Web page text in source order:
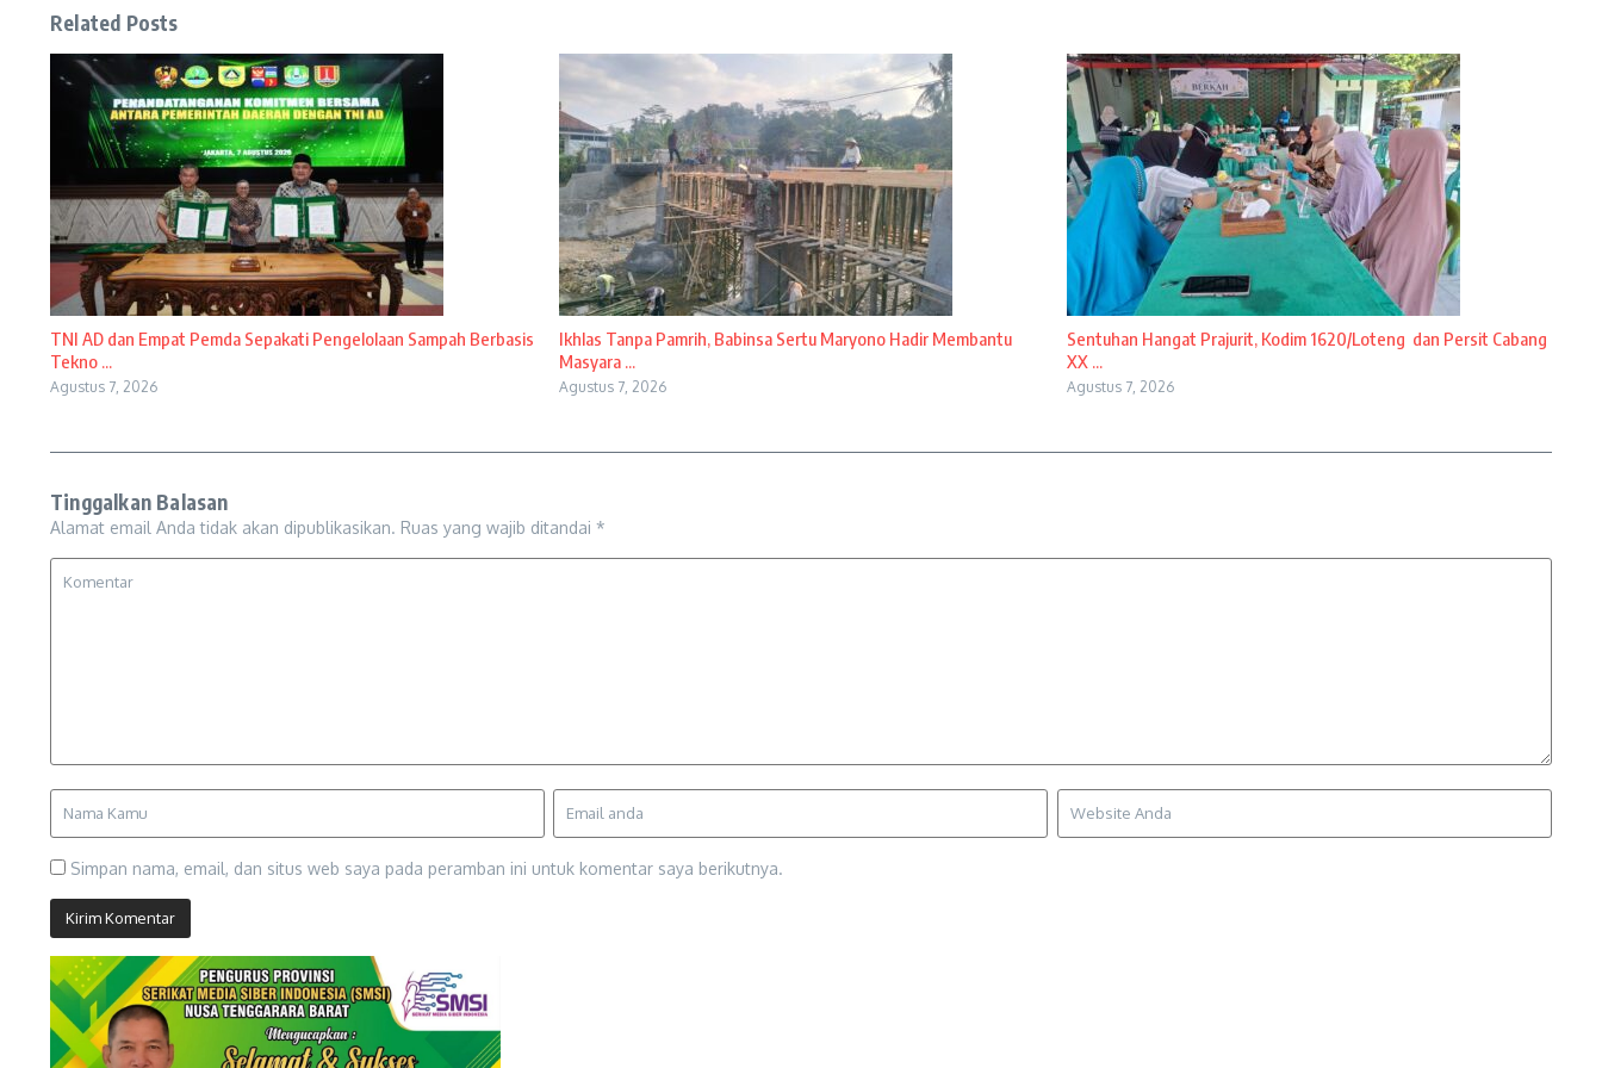
Related Posts
TNI AD dan Empat Pemda Sepakati Pengelolaan Sampah Berbasis
Tekno ...
Agustus 7, 2026
Ikhlas Tanpa Pamrih, Babinsa Sertu Maryono Hadir Membantu
Masyara ...
Agustus 7, 2026
Sentuhan Hangat Prajurit, Kodim 1620/Loteng dan Persit Cabang
XX ...
Agustus 7, 2026
Tinggalkan Balasan
Alamat email Anda tidak akan dipublikasikan. Ruas yang wajib ditandai *
Simpan nama, email, dan situs web saya pada peramban ini untuk komentar saya berikutnya.